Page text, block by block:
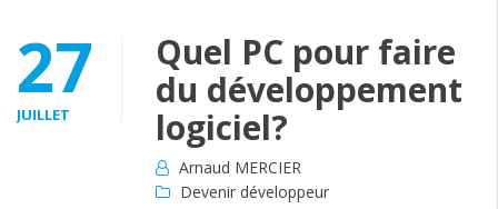
27
JUILLET
Quel PC pour faire
du développement
logiciel?
Arnaud MERCIER
Devenir développeur